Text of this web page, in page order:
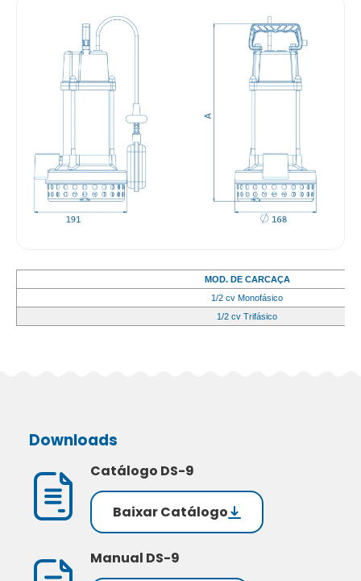
MOD. DE CARCAÇA
1/2 cv Monofásico
1/2 cv Trifásico
Downloads
Catálogo DS-9
Baixar Catálogo
Manual DS-9